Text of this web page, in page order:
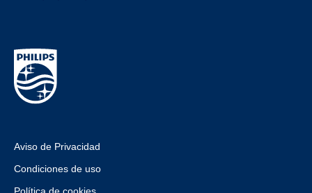
Aviso de Privacidad
Condiciones de uso